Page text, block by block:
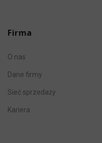
Firma
O nas
Dane firmy
Sieć sprzedaży
Kariera